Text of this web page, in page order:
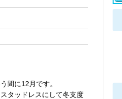
間に12月です。
タッドレスにして冬支度